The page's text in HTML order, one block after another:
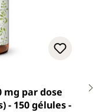
mg par dose
- 150 gélules -